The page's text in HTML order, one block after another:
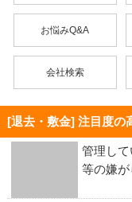
お悩みQ&A
会社検索
[退去・敷金] 注目度の
管理し
等の嫌